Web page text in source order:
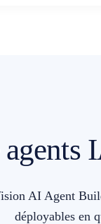
agents
AI Agent
déployables en